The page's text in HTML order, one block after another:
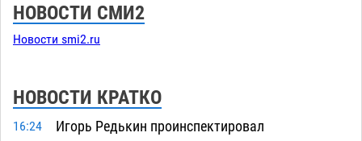
НОВОСТИ СМИ2
Новости smi2.ru
НОВОСТИ КРАТКО
16:24
Игорь Редькин проинспектировал